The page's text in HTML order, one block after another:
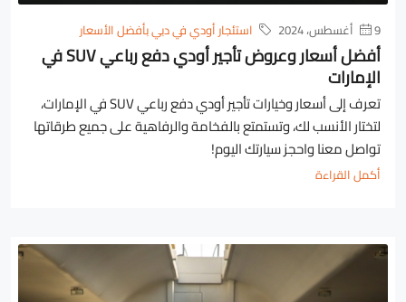
9 أغسطس، 2024 استئجار أودي في دبي بأفضل الأسعار
أفضل أسعار وعروض تأجير أودي دفع رباعي SUV في
الإمارات
تعرف إلى أسعار وخيارات تأجير أودي دفع رباعي SUV في الإمارات،
لتختار الأنسب لك، وتستمتع بالفخامة والرفاهية على جميع طرقاتها
تواصل معنا واحجز سيارتك اليوم!
أكمل القراءة